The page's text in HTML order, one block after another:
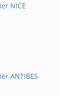
NICE
ANTIBES